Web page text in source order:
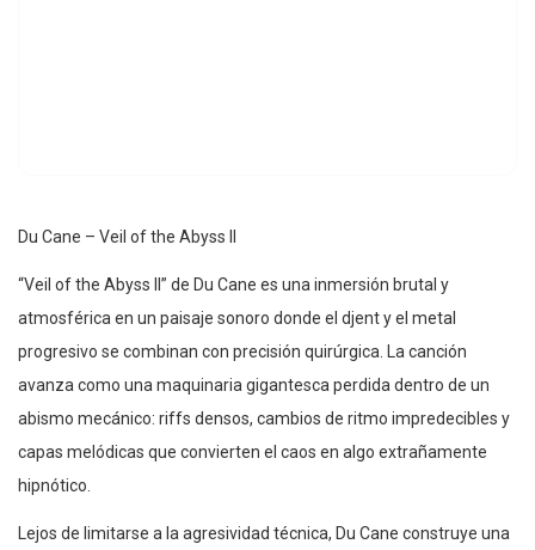
Du Cane – Veil of the Abyss II
“Veil of the Abyss II” de Du Cane es una inmersión brutal y
atmosférica en un paisaje sonoro donde el djent y el metal
progresivo se combinan con precisión quirúrgica. La canción
avanza como una maquinaria gigantesca perdida dentro de un
abismo mecánico: riffs densos, cambios de ritmo impredecibles y
capas melódicas que convierten el caos en algo extrañamente
hipnótico.
Lejos de limitarse a la agresividad técnica, Du Cane construye una